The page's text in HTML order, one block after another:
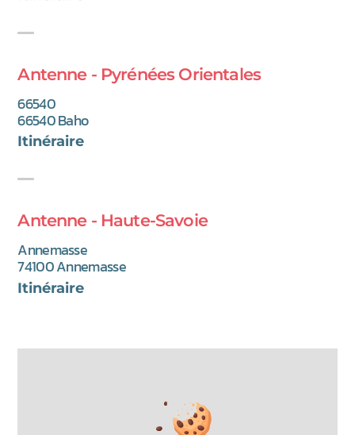
Antenne - Pyrénées Orientales
66540
66540 Baho
Itinéraire(nouvel onglet)
Antenne - Haute-Savoie
Annemasse
74100 Annemasse
Itinéraire(nouvel onglet)